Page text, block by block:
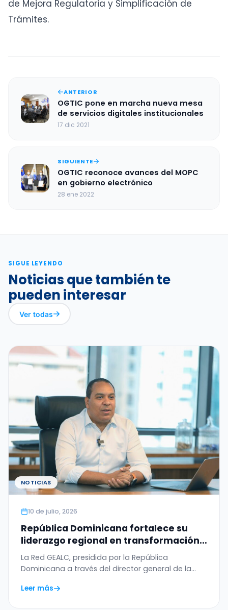
de Mejora Regulatoria y Simplificación de
Trámites.
ANTERIOR
OGTIC pone en marcha nueva mesa
de servicios digitales institucionales
17 dic 2021
SIGUIENTE
OGTIC reconoce avances del MOPC
en gobierno electrónico
28 ene 2022
SIGUE LEYENDO
Noticias que también te
pueden interesar
Ver todas
NOTICIAS
10 de julio, 2026
República Dominicana fortalece su
liderazgo regional en transformación
digital con el WSIS Prize 2026 otorgado
a la Red GEALC
La Red GEALC, presidida por la República
Dominicana a través del director general de la
Leer más